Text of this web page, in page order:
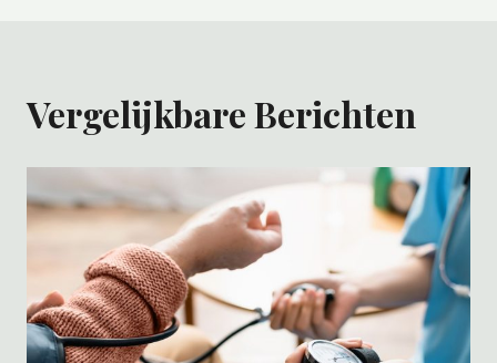
Vergelijkbare Berichten